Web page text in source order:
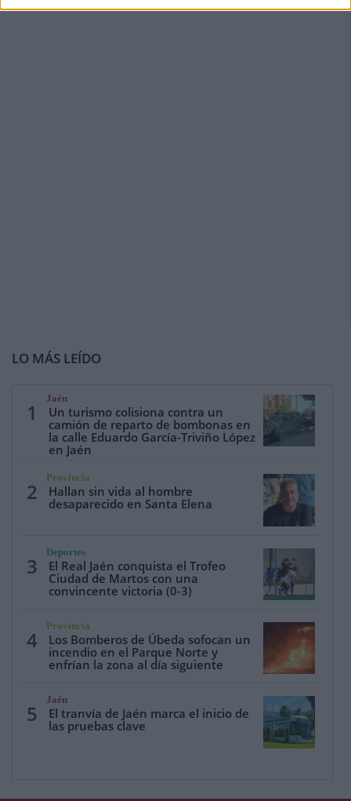
LO MÁS LEÍDO
1
Jaén
Un turismo colisiona contra un
camión de reparto de bombonas en
la calle Eduardo García-Triviño López
en Jaén
2
Provincia
Hallan sin vida al hombre
desaparecido en Santa Elena
3
Deportes
El Real Jaén conquista el Trofeo
Ciudad de Martos con una
convincente victoria (0-3)
4
Provincia
Los Bomberos de Úbeda sofocan un
incendio en el Parque Norte y
enfrían la zona al día siguiente
5
Jaén
El tranvía de Jaén marca el inicio de
las pruebas clave